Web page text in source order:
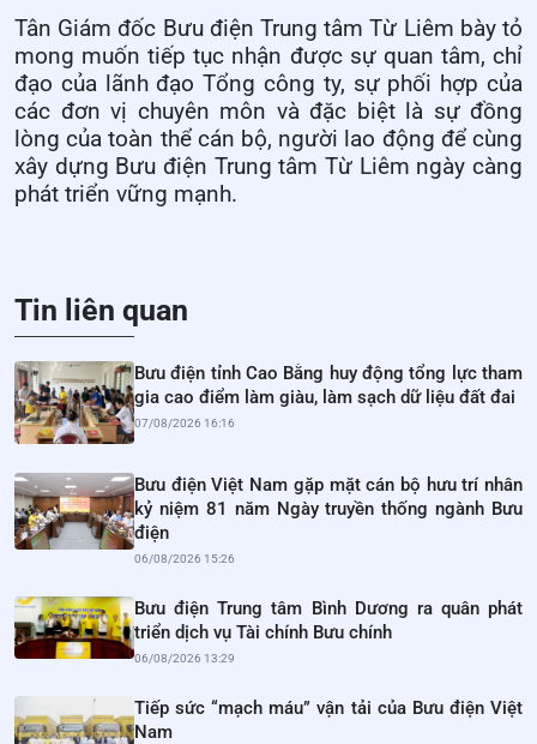
Tân Giám đốc Bưu điện Trung tâm Từ Liêm bày tỏ
mong muốn tiếp tục nhận được sự quan tâm, chỉ
đạo của lãnh đạo Tổng công ty, sự phối hợp của
các đơn vị chuyên môn và đặc biệt là sự đồng
lòng của toàn thể cán bộ, người lao động để cùng
xây dựng Bưu điện Trung tâm Từ Liêm ngày càng
phát triển vững mạnh.
Tin liên quan
Bưu điện tỉnh Cao Bằng huy động tổng lực tham
gia cao điểm làm giàu, làm sạch dữ liệu đất đai
07/08/2026 16:16
Bưu điện Việt Nam gặp mặt cán bộ hưu trí nhân
kỷ niệm 81 năm Ngày truyền thống ngành Bưu
điện
06/08/2026 15:26
Bưu điện Trung tâm Bình Dương ra quân phát
triển dịch vụ Tài chính Bưu chính
06/08/2026 13:29
Tiếp sức “mạch máu” vận tải của Bưu điện Việt
Nam